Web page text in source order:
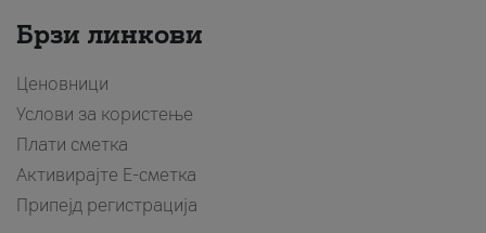
Брзи линкови
Ценовници
Услови за користење
Плати сметка
Активирајте Е-сметка
Припејд регистрација